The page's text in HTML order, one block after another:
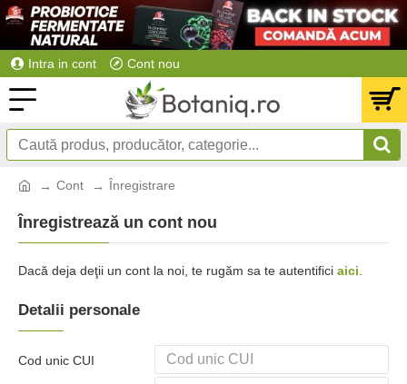
Intra in cont Cont nou
Cont Înregistrare
Înregistrează un cont nou
Dacă deja deţii un cont la noi, te rugăm sa te autentifici aici
Detalii personale
Cod unic CUI